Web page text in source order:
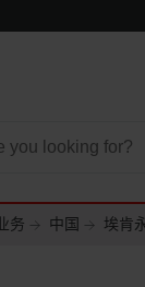
务 中国 埃肯